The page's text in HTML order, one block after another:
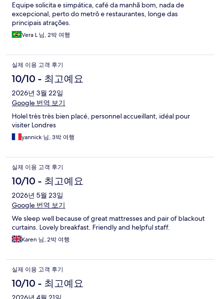
Equipe solicita e simpática, café da manhã bom, nada de
excepcional, perto do metrô e restaurantes, longe das
principais atrações.
Vera L 님, 2박 여행
실제 이용 고객 후기
10/10 - 최고예요
2026년 3월 22일
Google 번역 보기
Holel très très bien placé, personnel accueillant, idéal pour
visiter Londres
yannick 님, 3박 여행
실제 이용 고객 후기
10/10 - 최고예요
2026년 5월 23일
Google 번역 보기
We sleep well because of great mattresses and pair of blackout
curtains. Lovely breakfast. Friendly and helpful staff.
Karen 님, 2박 여행
실제 이용 고객 후기
10/10 - 최고예요